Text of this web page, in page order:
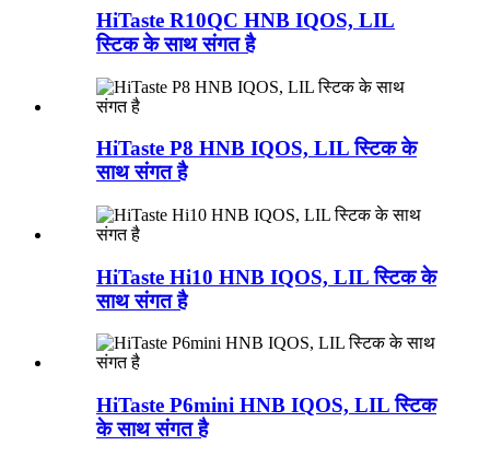
HiTaste R10QC HNB IQOS, LIL
स्टिक के साथ संगत है
HiTaste P8 HNB IQOS, LIL स्टिक के
साथ संगत है
HiTaste Hi10 HNB IQOS, LIL स्टिक के
साथ संगत है
HiTaste P6mini HNB IQOS, LIL स्टिक
के साथ संगत है